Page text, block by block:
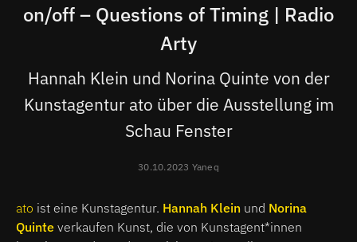
on/off – Questions of Timing | Radio
Arty
Hannah Klein und Norina Quinte von der
Kunstagentur ato über die Ausstellung im
Schau Fenster
30.10.2023 Yaneq
ato ist eine Kunstagentur. Hannah Klein und Norina
Quinte verkaufen Kunst, die von Kunstagent*innen